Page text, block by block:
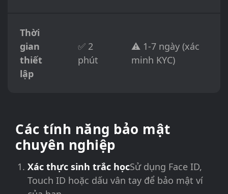
Thời
gian
thiết
lập
✅ 2
phút
⚠️ 1-7 ngày (xác
minh KYC)
Các tính năng bảo mật
chuyên nghiệp
Xác thực sinh trắc họcSử dụng Face ID,
Touch ID hoặc dấu vân tay để bảo mật ví